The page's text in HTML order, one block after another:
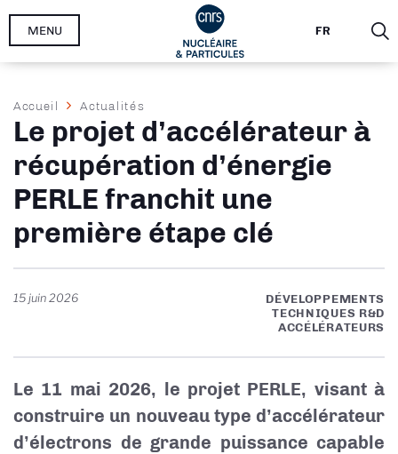
Aller
FR
MENU
Fil
d'Ariane
Accueil Actualités
Le projet d’accélérateur à
récupération d’énergie
PERLE franchit une
première étape clé
15 juin 2026
DÉVELOPPEMENTS
TECHNIQUES R&D
ACCÉLÉRATEURS
Le 11 mai 2026, le projet PERLE, visant à
construire un nouveau type d’accélérateur
d’électrons de grande puissance capable